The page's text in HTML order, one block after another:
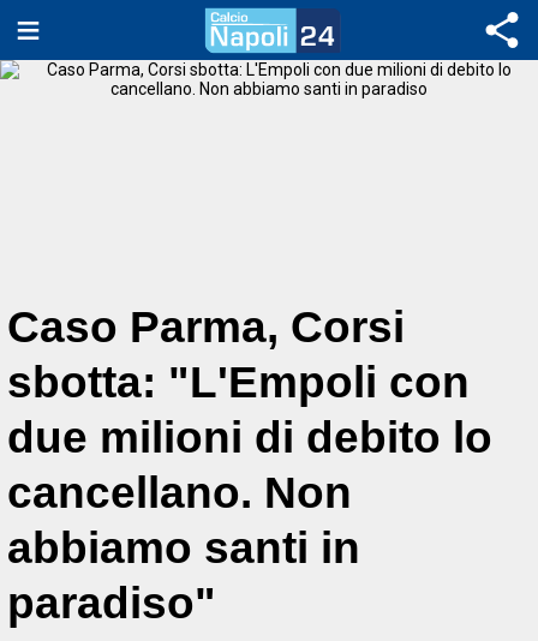
Caso Parma, Corsi
sbotta: "L'Empoli con
due milioni di debito lo
cancellano. Non
abbiamo santi in
paradiso"